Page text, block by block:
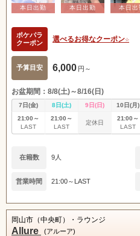
ポケパラ
クーポン
選べるお得なクーポン☆
予算目安 6,000 円～
お盆期間：8/8(土)～8/16(日)
7日(金) 8日(土) 9日(日) 10日(月)
21:00～
LAST
21:00～
LAST
定休日
21:00～
LAST
在籍数 9人
営業時間 21:00～LAST
岡山市（中央町）・ラウンジ
Allure (アルーア)